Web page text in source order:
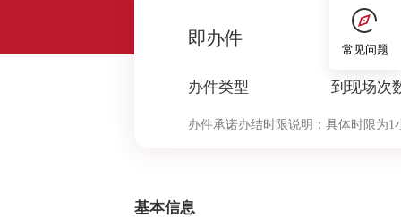
即办件
办件类型
0
到现场次
办件承诺办结时限说明： 具体时限为1
基本信息
常见问题